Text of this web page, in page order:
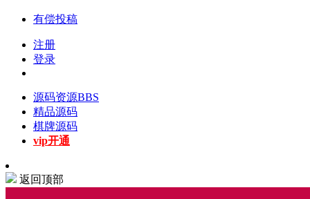
有偿投稿
注册
登录
源码资源BBS
精品源码
棋牌源码
vip开通
返回顶部